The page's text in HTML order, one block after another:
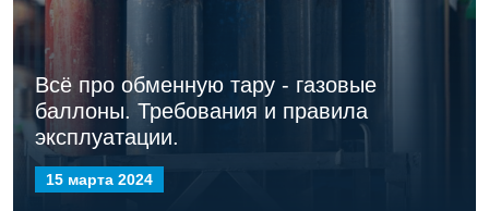
Всё про обменную тару - газовые
баллоны. Требования и правила
эксплуатации.
15 марта 2024